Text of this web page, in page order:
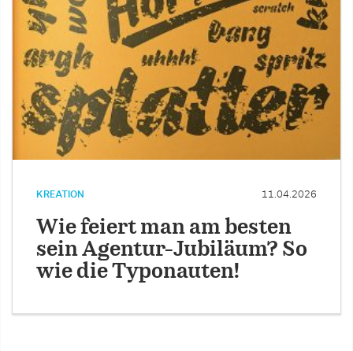
KREATION 11.04.2026
Wie feiert man am besten
sein Agentur-Jubiläum? So
wie die Typonauten!